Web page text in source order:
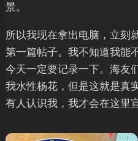
景。
所以我现在拿出电脑，立刻
第一篇帖子。我不知道我能
今天一定要记录一下。海友
我水性杨花，但是这就是真
有人认识我，我才会在这里